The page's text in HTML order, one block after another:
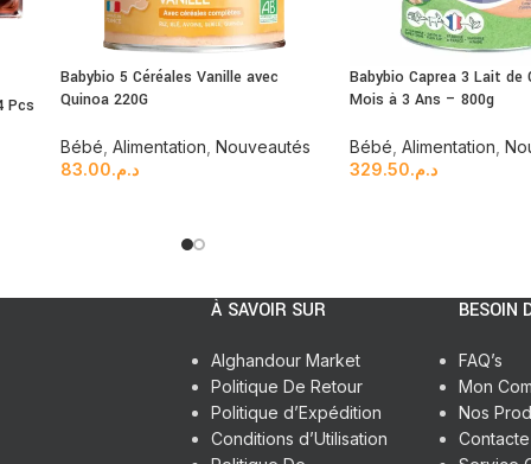
Pcs
Babybio 5 Céréales Vanille avec
Quinoa 220G
Bébé Alimentation Nouveautés
د.م.83.00
Babybio Caprea 3 Lait de
Mois à 3 Ans – 800g
Bébé Alimentation
د.م.329.50
À SAVOIR SUR
Alghandour Market
Politique De Retour
Politique d’Expédition
Conditions d’Utilisation
BESOIN
FAQ’s
Mon
Nos